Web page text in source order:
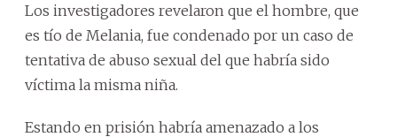
Los investigadores revelaron que el hombre, que
es tío de Melania, fue condenado por un caso de
tentativa de abuso sexual del que habría sido
víctima la misma niña.
Estando en prisión habría amenazado a los